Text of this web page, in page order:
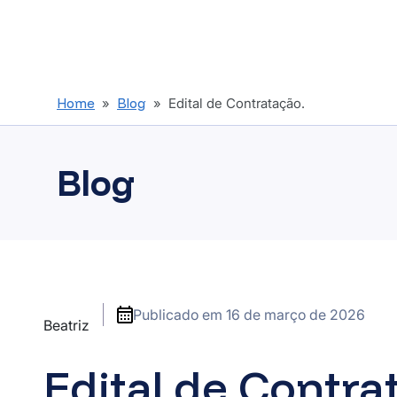
Home » Blog » Edital de Contratação.
Blog
Beatriz
Publicado em 16 de março de 2026